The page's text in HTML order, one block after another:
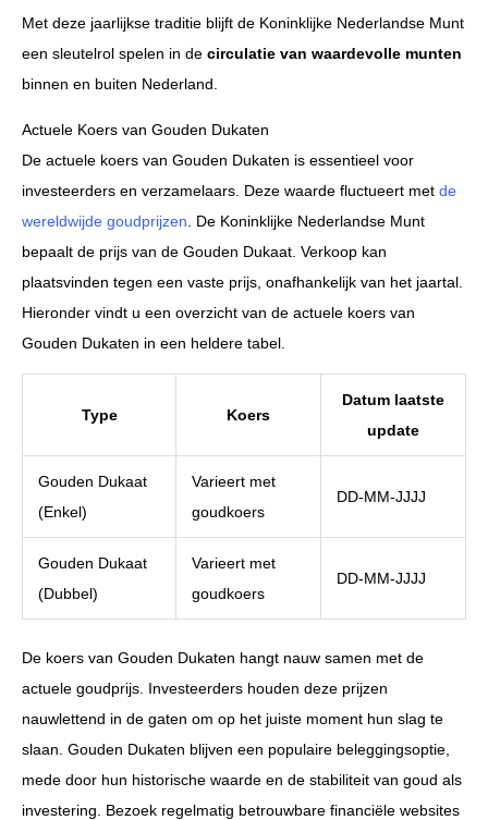
Met deze jaarlijkse traditie blijft de Koninklijke Nederlandse Munt
een sleutelrol spelen in de circulatie van waardevolle munten
binnen en buiten Nederland.
Actuele Koers van Gouden Dukaten
De actuele koers van Gouden Dukaten is essentieel voor
investeerders en verzamelaars. Deze waarde fluctueert met de
wereldwijde goudprijzen . De Koninklijke Nederlandse Munt
bepaalt de prijs van de Gouden Dukaat. Verkoop kan
plaatsvinden tegen een vaste prijs, onafhankelijk van het jaartal.
Hieronder vindt u een overzicht van de actuele koers van
Gouden Dukaten in een heldere tabel.
Type Koers
Datum laatste
update
Gouden Dukaat
(Enkel)
Varieert met
goudkoers
DD-MM-JJJJ
Gouden Dukaat
(Dubbel)
Varieert met
goudkoers
DD-MM-JJJJ
De koers van Gouden Dukaten hangt nauw samen met de
actuele goudprijs. Investeerders houden deze prijzen
nauwlettend in de gaten om op het juiste moment hun slag te
slaan. Gouden Dukaten blijven een populaire beleggingsoptie,
mede door hun historische waarde en de stabiliteit van goud als
investering. Bezoek regelmatig betrouwbare financiële websites